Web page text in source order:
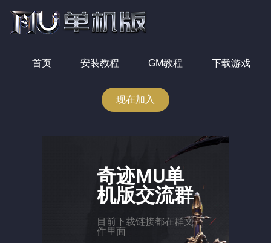
首页 安装教程 GM教程 下载游戏
现在加入
奇迹MU单
机版交流群
目前下载链接都在群文
件里面